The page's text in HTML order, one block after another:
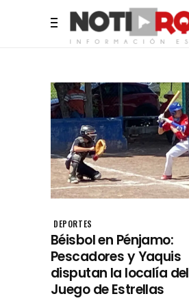
DEPORTES
Béisbol en Pénjamo:
Pescadores y Yaquis
disputan la localía del
Juego de Estrellas